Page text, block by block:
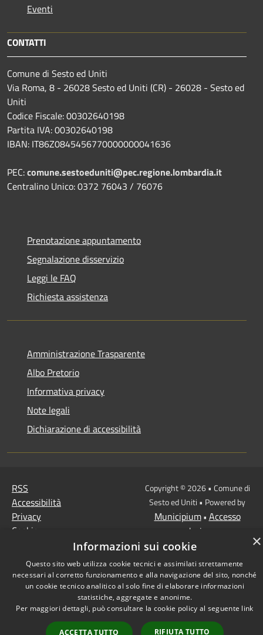
Eventi
CONTATTI
Comune di Sesto ed Uniti
Via Roma, 8 - 26028 Sesto ed Uniti (CR) - 26028 - Sesto ed
Uniti
Codice Fiscale: 00302640198
Partita IVA: 00302640198
IBAN: IT86Z0845456770000000041636
PEC:comune.sestoeduniti@pec.regione.lombardia.it
Centralino Unico: 0372 76043 / 76076
Prenotazione appuntamento
Segnalazione disservizio
Leggi le FAQ
Richiesta assistenza
Amministrazione Trasparente
Albo Pretorio
Informativa privacy
Note legali
Dichiarazione di accessibilità
RSS
Accessibilità
Privacy
Cookie
Copyright © 2026 • Comune di
Sesto ed Uniti • Powered by
Municipium• Accesso
redazione
×
Informazioni sui cookie
Questo sito web utilizza cookie tecnici e assimilati strettamente
necessari al corretto funzionamento e alla navigazione del sito, nonché
un cookie tecnico analitico al solo fine di elaborare informazioni
statistiche, aggregate e anonime.
Per maggiori dettagli, può consultare la cookie policy al seguente link
ACCETTA TUTTO RIFIUTA TUTTO